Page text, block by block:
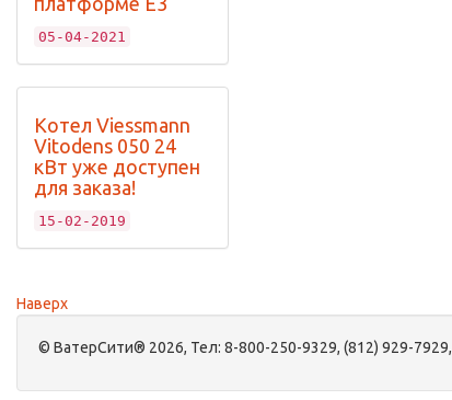
05-04-2021
Котел Viessmann
Vitodens 050 24
кВт уже доступен
для заказа!
15-02-2019
Наверх
© ВатерСити® 2026, Тел: 8-800-250-9329, (812) 929-7929,